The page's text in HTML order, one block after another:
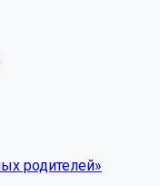
родителей»